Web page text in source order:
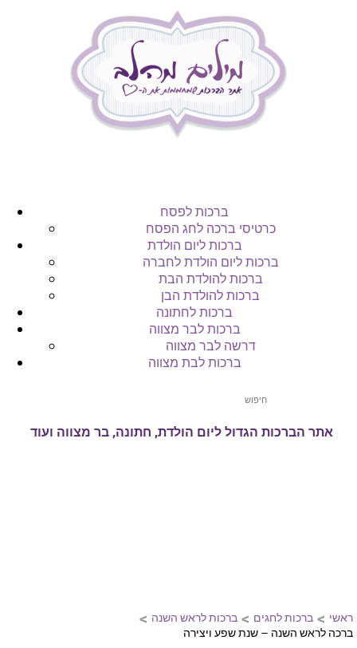
ברכות לפסח
כרטיסי ברכה לחג הפסח
ברכות ליום הולדת
ברכות ליום הולדת לחברה
ברכות להולדת הבת
ברכות להולדת הבן
ברכות לחתונה
ברכות לבר מצווה
דרשה לבר מצווה
ברכות לבת מצווה
אתר הברכות הגדול ליום הולדת, חתונה, בר מצווה ועוד
ראשי > ברכות לחגים > ברכות לראש השנה >
ברכה לראש השנה – שנת שפע ויצירה